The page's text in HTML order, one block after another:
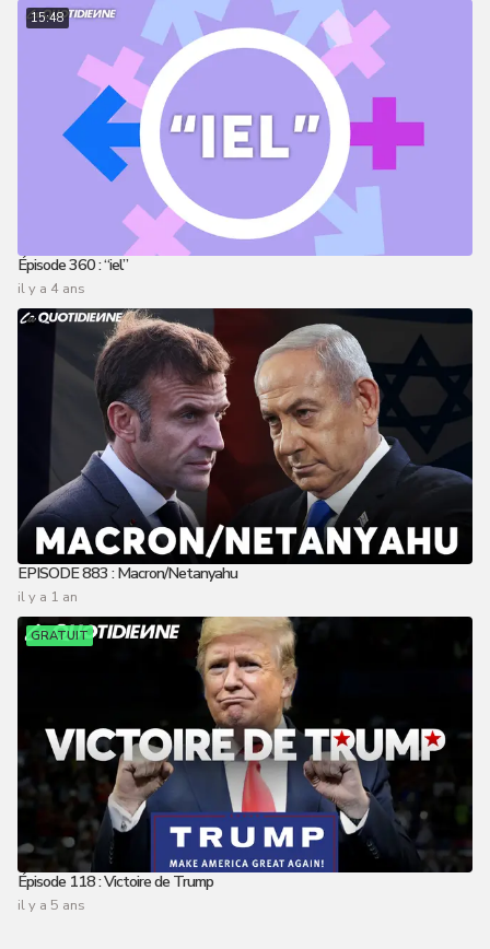
15:48
Épisode 360 : “iel”
il y a 4 ans
EPISODE 883 : Macron/Netanyahu
il y a 1 an
GRATUIT
Épisode 118 : Victoire de Trump
il y a 5 ans